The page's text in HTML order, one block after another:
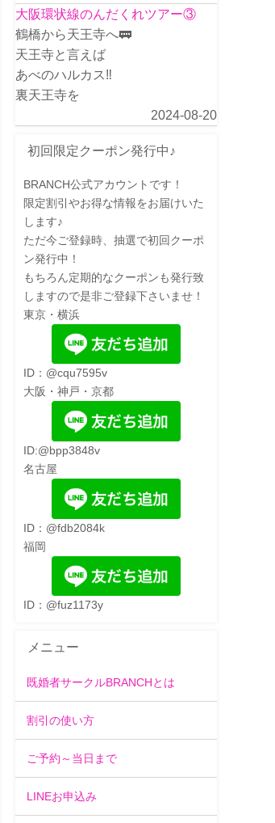
大阪環状線のんだくれツアー③
鶴橋から天王寺へ🚃
天王寺と言えば
あべのハルカス‼️
裏天王寺を
2024-08-20
初回限定クーポン発行中♪
BRANCH公式アカウントです！
限定割引やお得な情報をお届けいた
します♪
ただ今ご登録時、抽選で初回クーポ
ン発行中！
もちろん定期的なクーポンも発行致
しますので是非ご登録下さいませ！
東京・横浜
ID：@cqu7595v
大阪・神戸・京都
ID:@bpp3848v
名古屋
ID：@fdb2084k
福岡
ID：@fuz1173y
メニュー
既婚者サークルBRANCHとは
割引の使い方
ご予約～当日まで
LINEお申込み